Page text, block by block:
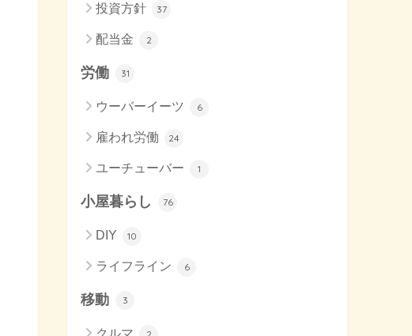
投資方針 37
配当金 2
労働 31
ウーバーイーツ 6
雇われ労働 24
ユーチューバー 1
小屋暮らし 76
DIY 10
ライフライン 6
移動 3
クルマ